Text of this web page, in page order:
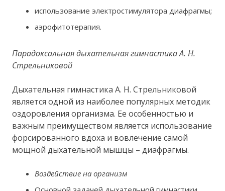
использование электростимулятора диафрагмы;
аэрофитотерапия.
Парадоксальная дыхательная гимнастика А. Н.
Стрельниковой
Дыхательная гимнастика А. Н. Стрельниковой
является одной из наиболее популярных методик
оздоровления организма. Ее особенностью и
важным преимуществом является использование
форсированного вдоха и вовлечение самой
мощной дыхательной мышцы – диафрагмы.
Воздействие на организм